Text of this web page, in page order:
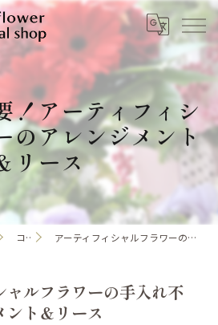
！アーティフィシ
のアレンジメント
リース
コラム アーティフィシャルフラワーの手入れ不要なアレンジメント＆リース
ャルフラワーの手入れ不
ト＆リース